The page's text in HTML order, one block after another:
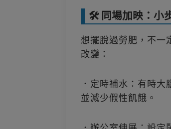
🛠️ 同場加映：小
想擺脫過勞肥，不一
改變：
．定時補水：有時
並減少假性飢餓。